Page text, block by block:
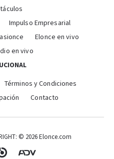
Impulso Empresarial
Elonce en vivo
en vivo
Términos y Condiciones
Contacto
© 2026 Elonce.com